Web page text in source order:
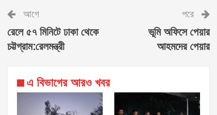
আগে
রেলে ৫৭ মিনিটে ঢাকা থেকে
চট্টগ্রাম:রেলমন্ত্রী
পরে
ভূমি অফিসে পেয়ার
আহমদের পেয়ার
এ বিভাগের আরও খবর